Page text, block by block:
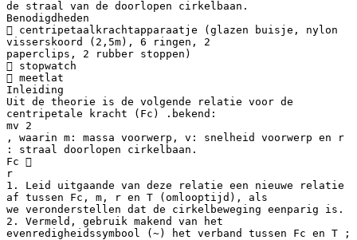
de straal van de doorlopen cirkelbaan.
Benodigdheden
 centripetaalkrachtapparaatje (glazen buisje, nylon
visserskoord (2,5m), 6 ringen, 2
paperclips, 2 rubber stoppen)
 stopwatch
 meetlat
Inleiding
Uit de theorie is de volgende relatie voor de
centripetale kracht (Fc) .bekend:
mv 2
, waarin m: massa voorwerp, v: snelheid voorwerp en r
: straal doorlopen cirkelbaan.
Fc 
r
1. Leid uitgaande van deze relatie een nieuwe relatie
af tussen Fc, m, r en T (omlooptijd), als
we veronderstellen dat de cirkelbeweging eenparig is.
2. Vermeld, gebruik makend van het
evenredigheidssymbool (~) het verband tussen Fc en T ;